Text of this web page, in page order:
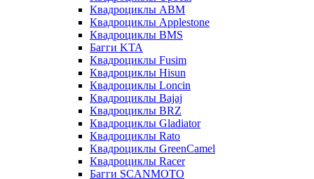
Квадроциклы ABM
Квадроциклы Applestone
Квадроциклы BMS
Багги KTA
Квадроциклы Fusim
Квадроциклы Hisun
Квадроциклы Loncin
Квадроциклы Bajaj
Квадроциклы BRZ
Квадроциклы Gladiator
Квадроциклы Rato
Квадроциклы GreenCamel
Квадроциклы Racer
Багги SCANMOTO